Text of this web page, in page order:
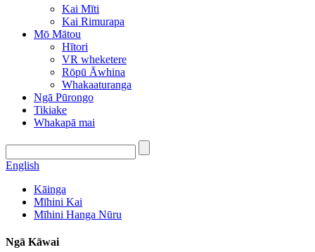
Kai Mīti
Kai Rimurapa
Mō Mātou
Hītori
VR wheketere
Rōpū Āwhina
Whakaaturanga
Ngā Pūrongo
Tikiake
Whakapā mai
English
Kāinga
Mīhini Kai
Mīhini Hanga Nūru
Ngā Kāwai